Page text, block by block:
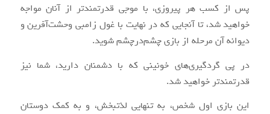
پس از کسب هر پیروزی، با موجی قدرتمندتر از آنان مواجه
خواهید شد، تا آنجایی که در نهایت با غول زامبی وحشت‌آفرین و
دیوانه آن مرحله از بازی چشم‌درچشم شوید.
در پی گردگیری‌های خونینی که با دشمنان دارید، شما نیز
قدرتمندتر خواهید شد.
این بازی اول شخص، به تنهایی لذتبخش، و به کمک دوستان